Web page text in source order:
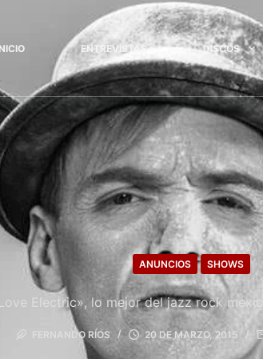
ENTREVISTAS DISCOS
ANUNCIOS SHOWS
Electric», lo mejor del jazz rock
FERNANDO RÍOS 20 DE MARZO, 2015